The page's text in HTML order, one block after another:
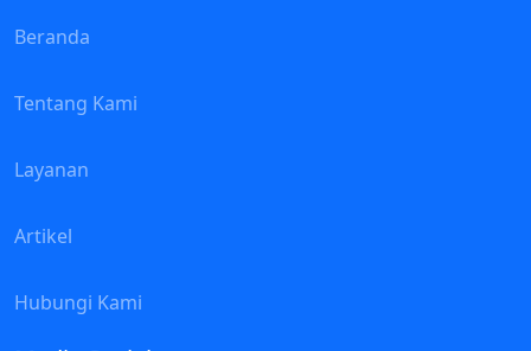
Beranda
Tentang Kami
Layanan
Artikel
Hubungi Kami